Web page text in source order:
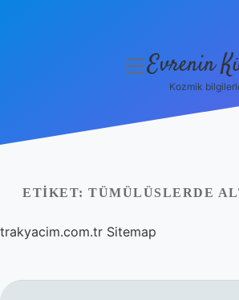
Yasal Uyarı
Hakkımızda
menüyü
Evrenin
Kozmik
ETIKET: TÜMÜLÜSLERDE
trakyacim.com.tr Sitemap